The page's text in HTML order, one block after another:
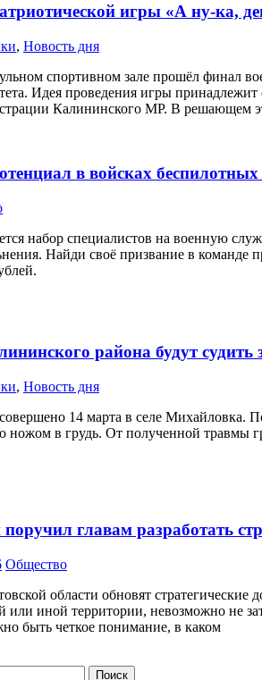
игры «А ну-ка,
, Новость дня
спортивном зале прошёл финал
Идея проведения игры
Калининского МР. В решающем
в войсках беспилотных
набор специалистов на военную
Найди своё призвание в команде
района будут судить
, Новость дня
14 марта в селе Михайловка.
ножом в грудь. От полученной травмы
главам разработать
Общество
области обновят
или иной территории, невозможно не
быть четкое понимание, в каком